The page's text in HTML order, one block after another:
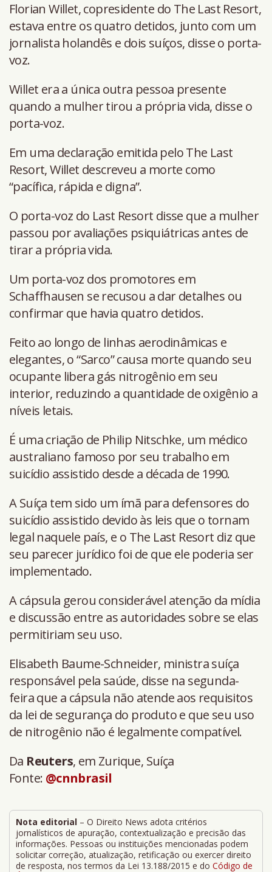
Florian Willet, copresidente do The Last Resort,
estava entre os quatro detidos, junto com um
jornalista holandês e dois suíços, disse o porta-
voz.
Willet era a única outra pessoa presente
quando a mulher tirou a própria vida, disse o
porta-voz.
Em uma declaração emitida pelo The Last
Resort, Willet descreveu a morte como
“pacífica, rápida e digna”.
O porta-voz do Last Resort disse que a mulher
passou por avaliações psiquiátricas antes de
tirar a própria vida.
Um porta-voz dos promotores em
Schaffhausen se recusou a dar detalhes ou
confirmar que havia quatro detidos.
Feito ao longo de linhas aerodinâmicas e
elegantes, o “Sarco” causa morte quando seu
ocupante libera gás nitrogênio em seu
interior, reduzindo a quantidade de oxigênio a
níveis letais.
É uma criação de Philip Nitschke, um médico
australiano famoso por seu trabalho em
suicídio assistido desde a década de 1990.
A Suíça tem sido um ímã para defensores do
suicídio assistido devido às leis que o tornam
legal naquele país, e o The Last Resort diz que
seu parecer jurídico foi de que ele poderia ser
implementado.
A cápsula gerou considerável atenção da mídia
e discussão entre as autoridades sobre se elas
permitiriam seu uso.
Elisabeth Baume-Schneider, ministra suíça
responsável pela saúde, disse na segunda-
feira que a cápsula não atende aos requisitos
da lei de segurança do produto e que seu uso
de nitrogênio não é legalmente compatível.
Da Reuters, em Zurique, Suíça
Fonte: @cnnbrasil
Nota editorial – O Direito News adota critérios
jornalísticos de apuração, contextualização e precisão das
informações. Pessoas ou instituições mencionadas podem
solicitar correção, atualização, retificação ou exercer direito
de resposta, nos termos da Lei 13.188/2015 e do Código de